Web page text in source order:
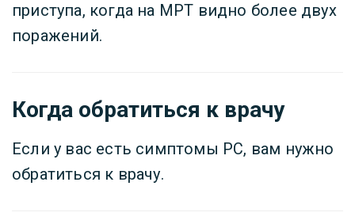
приступа, когда на МРТ видно более двух
поражений.
Когда обратиться к врачу
Если у вас есть симптомы РС, вам нужно
обратиться к врачу.